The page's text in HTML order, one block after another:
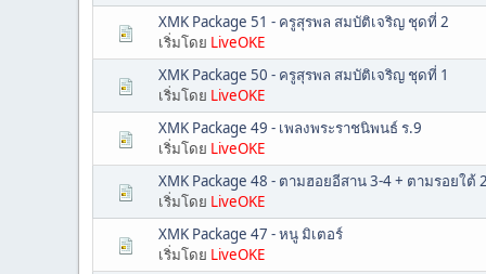
XMK Package 51 - ครูสุรพล สมบัติเจริญ ชุดที่ 2
เริ่มโดย LiveOKE
XMK Package 50 - ครูสุรพล สมบัติเจริญ ชุดที่ 1
เริ่มโดย LiveOKE
XMK Package 49 - เพลงพระราชนิพนธ์ ร.9
เริ่มโดย LiveOKE
XMK Package 48 - ตามฮอยอีสาน 3-4 + ตามรอยใต้
เริ่มโดย LiveOKE
XMK Package 47 - หนู มิเตอร์
เริ่มโดย LiveOKE